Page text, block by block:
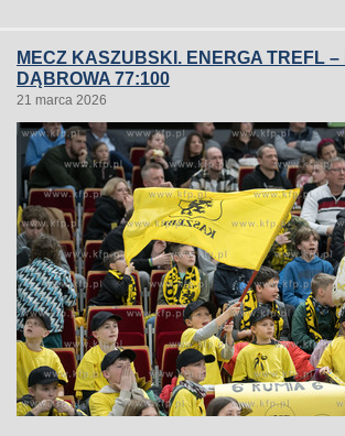
MECZ KASZUBSKI. ENERGA TREFL –
DĄBROWA 77:100
21 marca 2026